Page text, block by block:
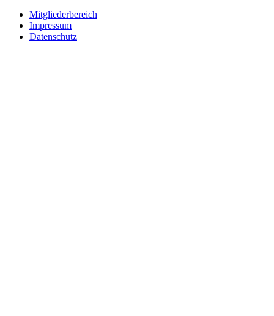
Mitgliederbereich
Impressum
Datenschutz